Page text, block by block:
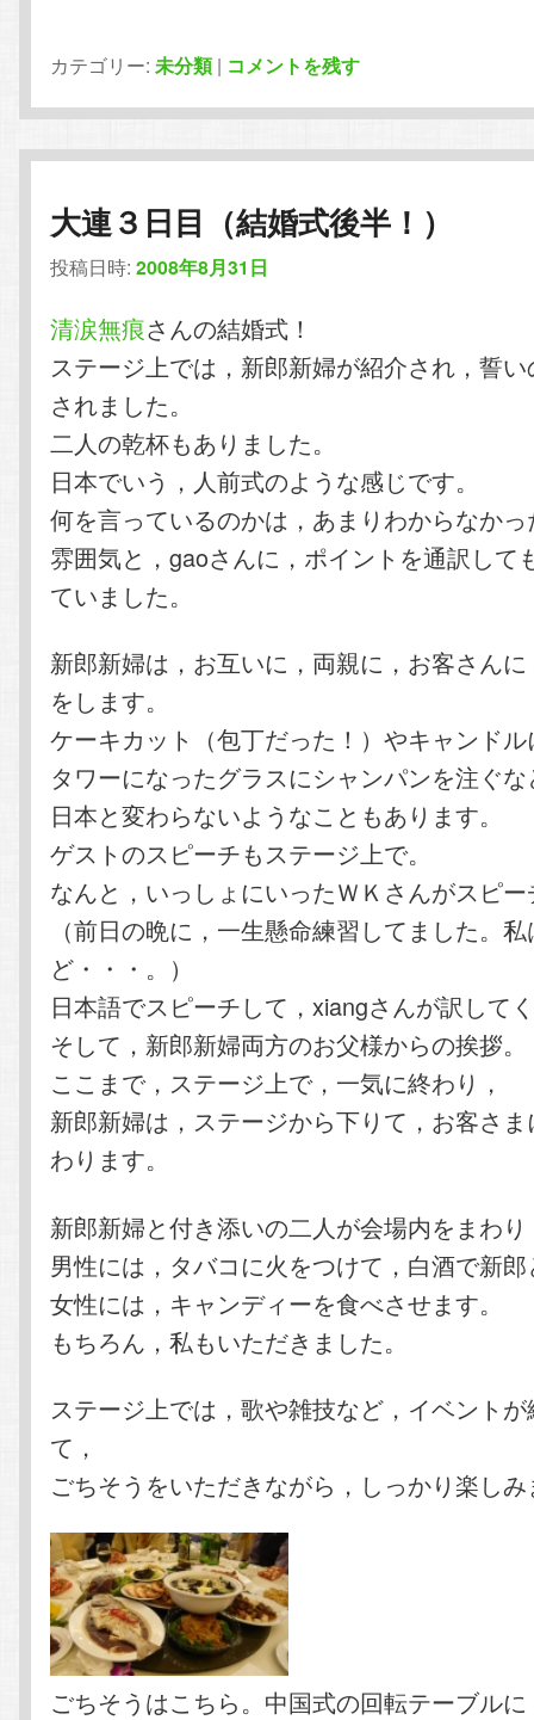
カテゴリー: 未分類 | コメントを残す
大連３日目（結婚式後半！）
投稿日時:2008年8月31日
清涙無痕さんの結婚式！
ステージ上では，新郎新婦が紹介され，誓
されました。
二人の乾杯もありました。
日本でいう，人前式のような感じです。
何を言っているのかは，あまりわからなか
雰囲気と，gaoさんに，ポイントを通訳して
ていました。
新郎新婦は，お互いに，両親に，お客さん
をします。
ケーキカット（包丁だった！）やキャンド
タワーになったグラスにシャンパンを注ぐ
日本と変わらないようなこともあります。
ゲストのスピーチもステージ上で。
なんと，いっしょにいったＷＫさんがスピ
（前日の晩に，一生懸命練習してました。
ど・・・。）
日本語でスピーチして，xiangさんが訳して
そして，新郎新婦両方のお父様からの挨拶。
ここまで，ステージ上で，一気に終わり，
新郎新婦は，ステージから下りて，お客さ
わります。
新郎新婦と付き添いの二人が会場内をまわり
男性には，タバコに火をつけて，白酒で新
女性には，キャンディーを食べさせます。
もちろん，私もいただきました。
ステージ上では，歌や雑技など，イベント
て，
ごちそうをいただきながら，しっかり楽し
ごちそうはこちら。中国式の回転テーブル